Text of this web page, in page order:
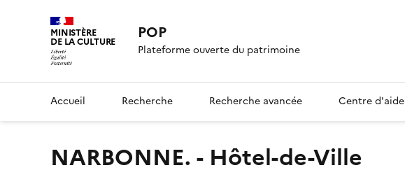
MINISTÈRE
DE LA CULTURE POP
Plateforme ouverte du patrimoine
Accueil Recherche Recherche avancée Centre d'aide
NARBONNE. - Hôtel-de-Ville